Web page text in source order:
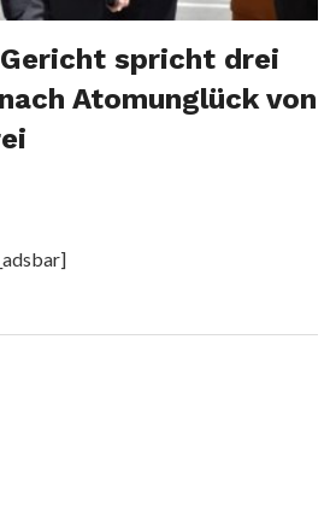
spricht drei
Atomunglück von